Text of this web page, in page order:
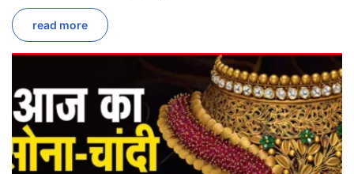
read more